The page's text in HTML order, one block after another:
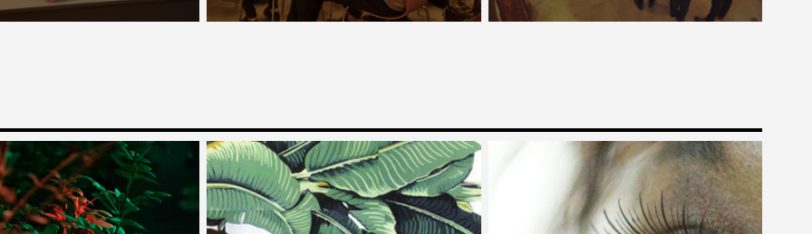
del CCE es un espacio
con especial
Cumpliendo con el desarrollo de su
formación y...
Visitas guiadas: En las visitas guiadas,